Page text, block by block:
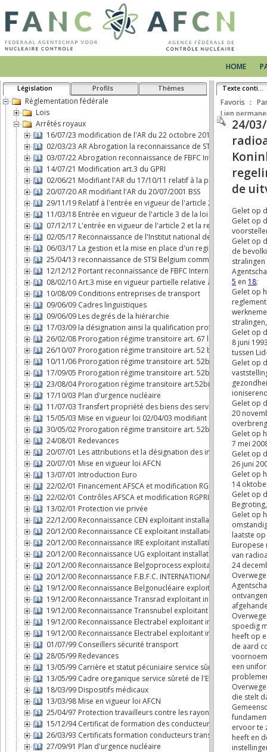
HOME
Législation Profils Thèmes
Réglementation fédérale
Lois
Arrêtés royaux
16/07/23 modification de l'AR du 22 octobre 2017 concernant
02/03/23 AR Abrogation la reconnaissance de STSI Belgium
03/07/22 Abrogation reconnaissance de FBFC International
14/07/21 Modification art.3 du GPRI
02/06/21 Modifiant l'AR du 17/10/11 relatif à la protection
20/07/20 AR modifiant l'AR du 20/07/2001 BSS
29/11/19 Relatif à l'entrée en vigueur de l'article 2, b), de la loi
11/03/18 Entrée en vigueur de l'article 3 de la loi du 7 mai
07/12/17 L'entrée en vigueur de l'article 2 et la responsabilité
02/05/17 Reconnaissance de l'Institut national des
06/03/17 La gestion et la mise en place d'un registre
25/04/13 reconnaissance de STSI Belgium comme transporteur
12/12/12 Portant reconnaissance de FBFC International comme
08/02/10 Art.3 mise en vigueur partielle relative à l'AFCN
10/08/09 Conditions entreprises de transport
09/06/09 Cadres linguistiques
09/06/09 Les degrés de la hiérarchie
17/03/09 la désignation ainsi la qualification professionnelle de
26/02/08 Prorogation régime transitoire art. 67 loi AFCN
26/10/07 Prorogation régime transitoire art. 52 bis loi AFCN
10/11/06 Prorogation régime transitoire art. 52bis loi AFCN
17/09/05 Prorogation régime transitoire art. 52bis loi AFCN
23/08/04 Prorogation régime transitoire art.52bis loi AFCN
17/10/03 Plan d'urgence nucléaire
11/07/03 Transfert propriété des biens des services nucléaires à
15/05/03 Mise en vigueur loi 02/04/03 modifiant loi AFCN
30/05/02 Prorogation régime transitoire art. 52bis loi AFCN
24/08/01 Redevances
20/07/01 Les attributions et la désignation des inspecteurs
20/07/01 Mise en vigueur loi AFCN
13/07/01 Introduction Euro
22/02/01 Financement AFSCA et modification RGPRI
22/02/01 Contrôles AFSCA et modification RGPRI
13/02/01 Protection vie privée
22/12/00 Reconnaissance CEN exploitant installation nucléaire
20/12/00 Reconnaissance CE exploitant installation nucléaire
20/12/00 Reconnaissance IRE exploitant installation nucléaire
20/12/00 Reconnaissance UG exploitant installation nucléaire
20/12/00 Reconnaissance Belgoprocess exploitant installation
20/12/00 Reconnaissance F.B.F.C. INTERNATIONAL exploitant
19/12/00 Reconnaissance Belgonucléaire exploitant installation
19/12/00 Reconnaissance Transrad exploitant installation
19/12/00 Reconnaissance Transnubel exploitant installation
19/12/00 Reconnaissance Electrabel exploitant installation
19/12/00 Reconnaissance Electrabel exploitant installation
01/07/99 Conseillers sécurité transport
28/05/99 Redevances
13/05/99 Carrière et statut pécuniaire service sûreté de l'Etat
13/05/99 Cadre oreganique service sûreté de l'Etat dans le
18/03/99 Dispositifs médicaux
13/03/98 Mise en vigueur loi AFCN
25/04/97 Protection travailleurs contre les rayonnements
15/12/94 Certificat de formation des conducteurs transport
26/03/93 Certificats formation conducteurs transport par route
27/09/91 Plan d'urgence nucléaire
Texte continu
Favoris
Lien